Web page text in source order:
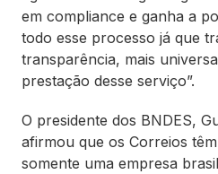
em compliance e ganha a
todo esse processo já que
transparência, mais
prestação desse serviço”.
O presidente dos BNDES,
afirmou que os Correios
somente uma empresa